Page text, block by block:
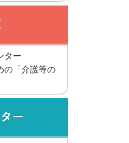
ター
の「介護等の